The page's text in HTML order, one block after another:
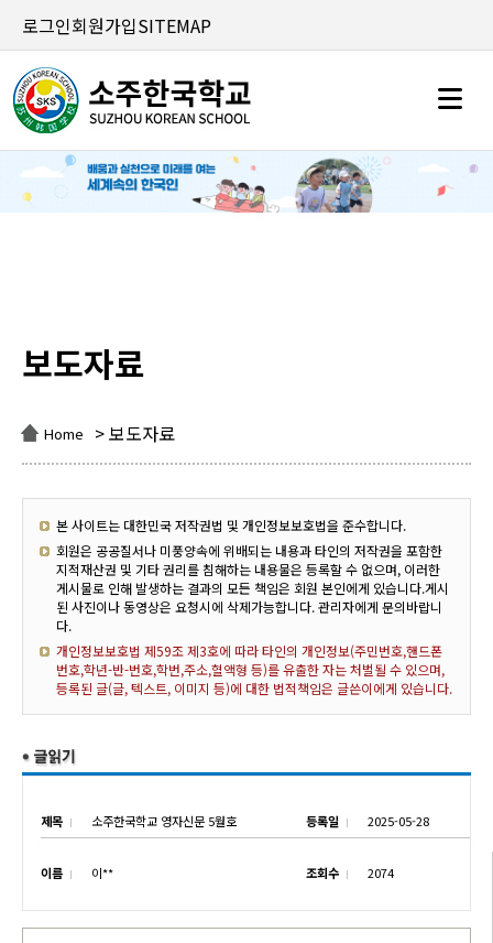
로그인회원가입SITEMAP
보도자료
Home > 보도자료
본 사이트는 대한민국 저작권법 및 개인정보보호법을 준수합니다.
회원은 공공질서나 미풍양속에 위배되는 내용과 타인의 저작권을 포함한
지적재산권 및 기타 권리를 침해하는 내용물은 등록할 수 없으며, 이러한
게시물로 인해 발생하는 결과의 모든 책임은 회원 본인에게 있습니다.게시
된 사진이나 동영상은 요청시에 삭제가능합니다. 관리자에게 문의바랍니
다.
개인정보보호법 제59조 제3호에 따라 타인의 개인정보(주민번호,핸드폰
번호,학년-반-번호,학번,주소,혈액형 등)를 유출한 자는 처벌될 수 있으며,
등록된 글(글, 텍스트, 이미지 등)에 대한 법적책임은 글쓴이에게 있습니다.
제목 소주한국학교 영자신문 5월호 등록일 2025-05-28
이름 이** 조회수 2074